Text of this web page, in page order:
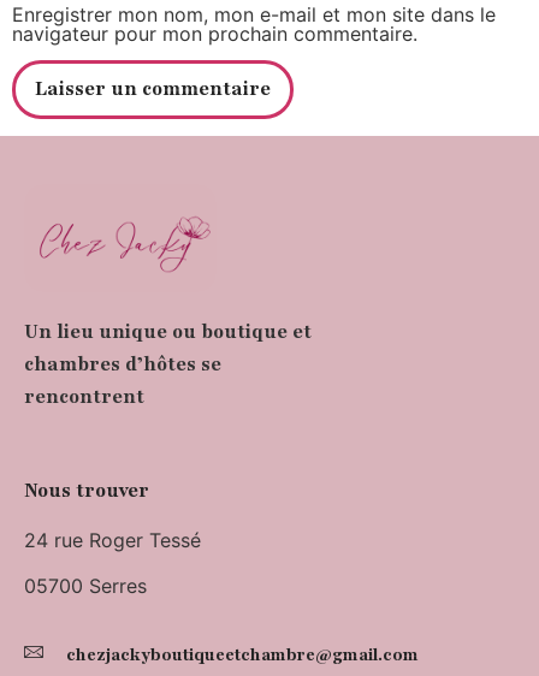
Enregistrer mon nom, mon e-mail et mon site dans le
navigateur pour mon prochain commentaire.
Un lieu unique ou boutique et
chambres d’hôtes se
rencontrent
Nous trouver
24 rue Roger Tessé
05700 Serres
chezjackyboutiqueetchambre@gmail.com